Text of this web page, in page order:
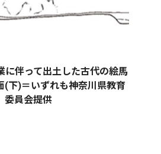
に伴って出土した古代の絵馬
(下)＝いずれも神奈川県教育
委員会提供